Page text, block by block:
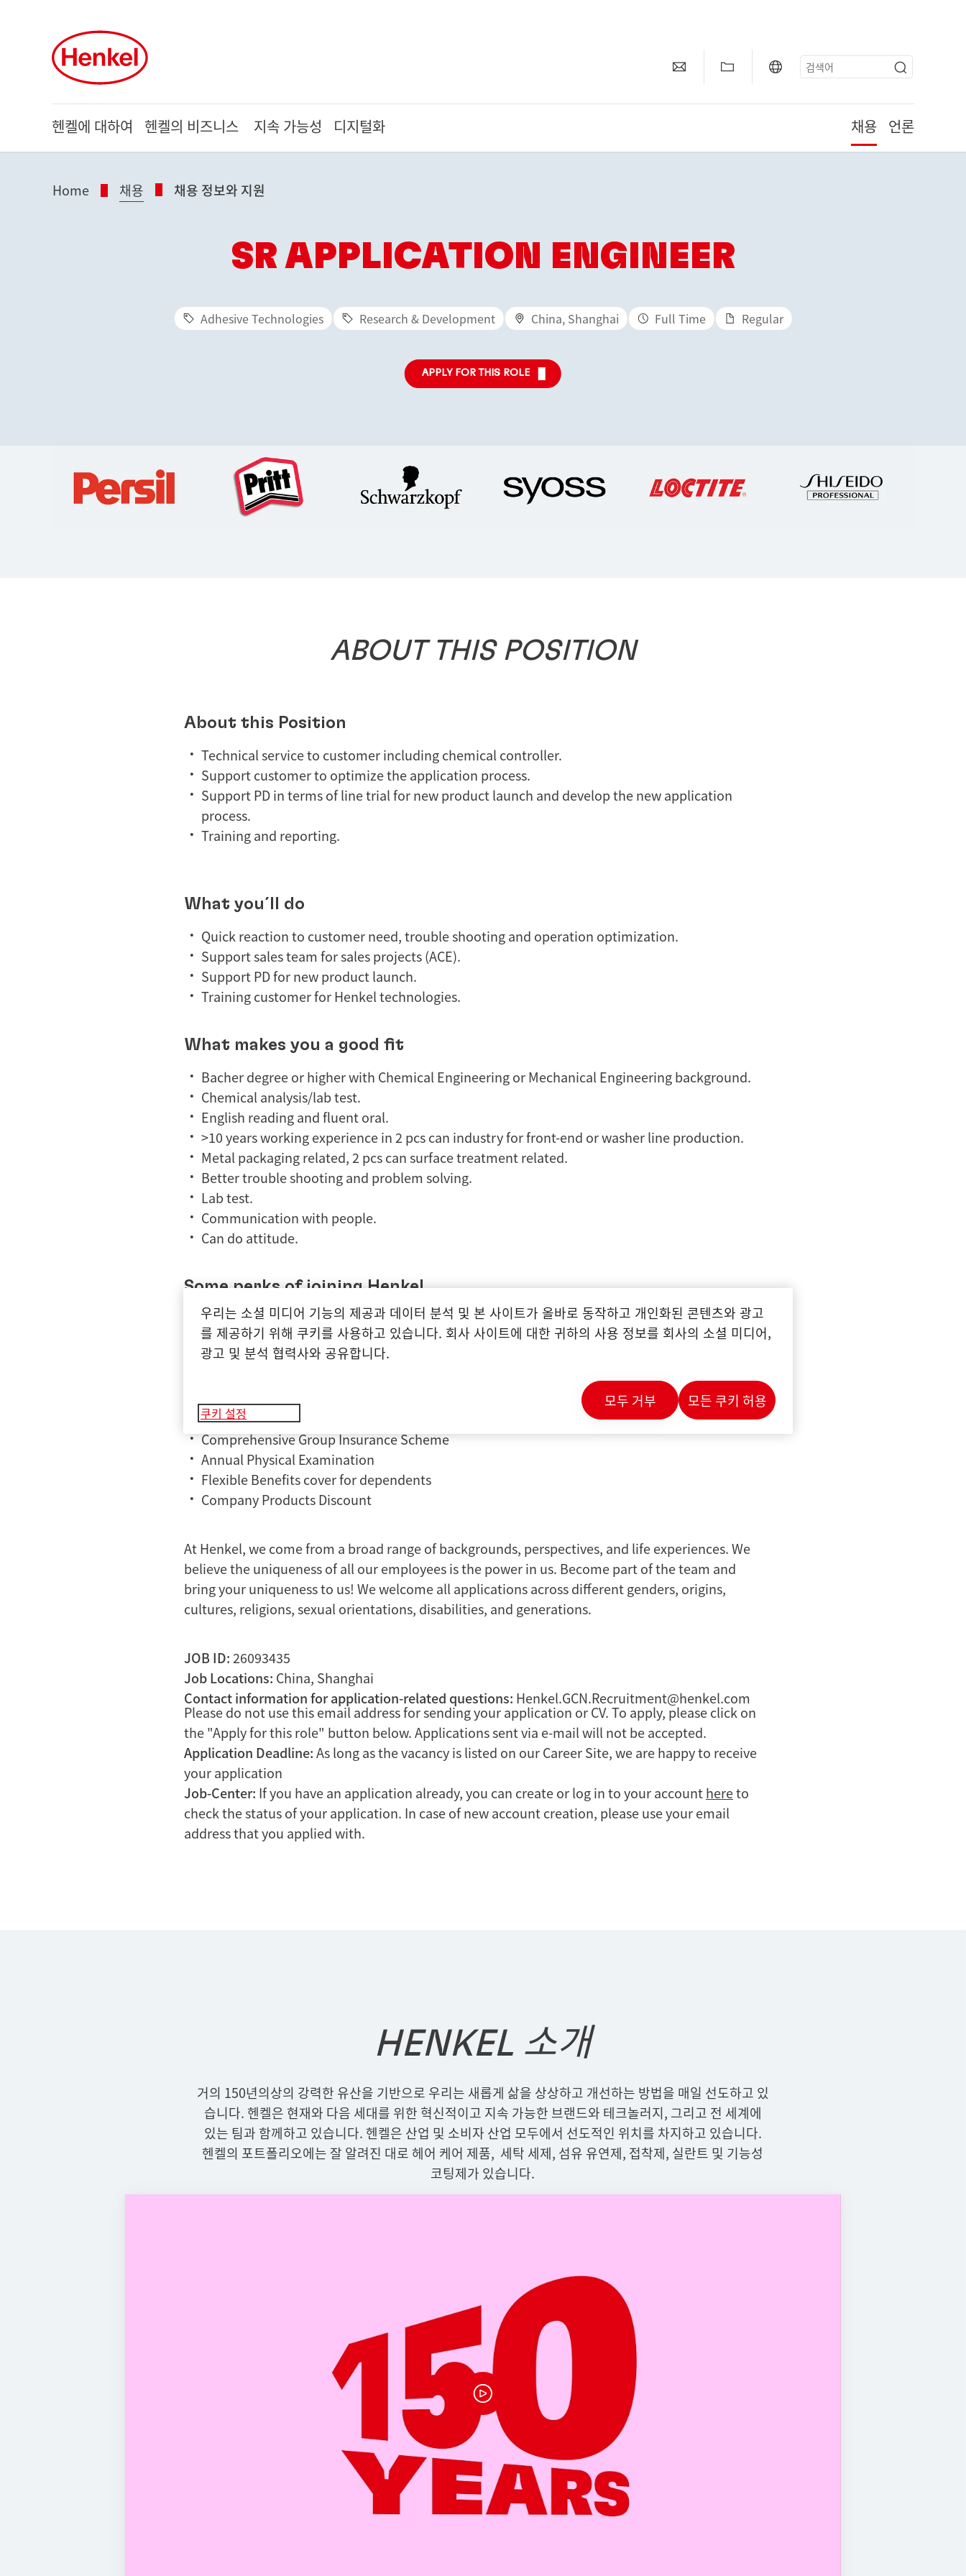
헨켈에 대하여
성·책임을 바탕으로 더 나은 미래를 함께
만들어가고 있습니다.
헨켈의 비즈니스 지속 가능성 디지털화 채용 언론
Home 채용 채용 정보와 지원
SR APPLICATION ENGINEER
Adhesive Technologies Research & Development China, Shanghai Full Time Regular
APPLY FOR THIS ROLE
ABOUT THIS POSITION
About this Position
Technical service to customer including chemical controller.
Support customer to optimize the application process.
Support PD in terms of line trial for new product launch and develop the new application
process.
Training and reporting.
What you´ll do
Quick reaction to customer need, trouble shooting and operation optimization.
Support sales team for sales projects (ACE).
Support PD for new product launch.
Training customer for Henkel technologies.
What makes you a good fit
Bacher degree or higher with Chemical Engineering or Mechanical Engineering background.
Chemical analysis/lab test.
English reading and fluent oral.
>10 years working experience in 2 pcs can industry for front-end or washer line production.
Metal packaging related, 2 pcs can surface treatment related.
Better trouble shooting and problem solving.
Lab test.
Communication with people.
Can do attitude.
Some perks of joining Henkel
Flexible work scheme with flexible hours, hybrid work model, and work from anywhere
policy for up to 30 days per year
Diverse national and international growth opportunities
Global wellbeing standards with health and preventive care programs
Employee Share Plan with voluntary investment and Henkel matching shares
Comprehensive Group Insurance Scheme
Annual Physical Examination
Flexible Benefits cover for dependents
Company Products Discount
At Henkel, we come from a broad range of backgrounds, perspectives, and life experiences. We
believe the uniqueness of all our employees is the power in us. Become part of the team and
bring your uniqueness to us! We welcome all applications across different genders, origins,
cultures, religions, sexual orientations, disabilities, and generations.
JOB ID: 26093435
Job Locations: China, Shanghai
Contact information for application-related questions: Henkel.GCN.Recruitment@henkel.com
Please do not use this email address for sending your application or CV. To apply, please click on
the "Apply for this role" button below. Applications sent via e-mail will not be accepted.
Application Deadline:As long as the vacancy is listed on our Career Site, we are happy to receive
your application
Job-Center: If you have an application already, you can create or log in to your accounthereto
check the status of your application. In case of new account creation, please use your email
address that you applied with.
HENKEL 소개
거의 150년의상의 강력한 유산을 기반으로 우리는 새롭게 삶을 상상하고 개선하는 방법을 매일 선도하고 있
습니다. 헨켈은 현재와 다음 세대를 위한 혁신적이고 지속 가능한 브랜드와 테크놀러지, 그리고 전 세계에
있는 팀과 함께하고 있습니다. 헨켈은 산업 및 소비자 산업 모두에서 선도적인 위치를 차지하고 있습니다.
헨켈의 포트폴리오에는 잘 알려진 대로 헤어 케어 제품, 세탁 세제, 섬유 유연제, 접착제, 실란트 및 기능성
코팅제가 있습니다.
우리는 소셜 미디어 기능의 제공과 데이터 분석 및 본 사이트가 올바로 동작하고 개인화된 콘텐츠와 광고
를 제공하기 위해 쿠키를 사용하고 있습니다. 회사 사이트에 대한 귀하의 사용 정보를 회사의 소셜 미디어,
광고 및 분석 협력사와 공유합니다.
쿠키 설정
모두 거부 모든 쿠키 허용